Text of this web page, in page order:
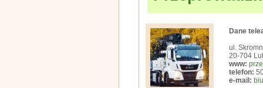
Dane
ul.
20-704
www:
telefon:
e-mail: